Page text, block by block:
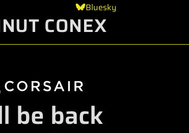
Bluesky
CONEX
be back